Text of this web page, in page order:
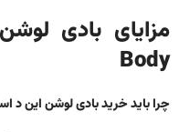
Body
چرا بایدخرید بادی لوشن این د